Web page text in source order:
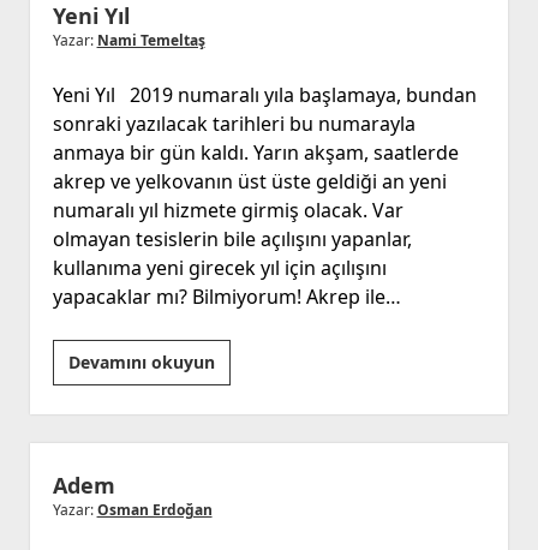
Yeni Yıl
Yazar: Nami Temeltaş
Yeni Yıl 2019 numaralı yıla başlamaya, bundan
sonraki yazılacak tarihleri bu numarayla
anmaya bir gün kaldı. Yarın akşam, saatlerde
akrep ve yelkovanın üst üste geldiği an yeni
numaralı yıl hizmete girmiş olacak. Var
olmayan tesislerin bile açılışını yapanlar,
kullanıma yeni girecek yıl için açılışını
yapacaklar mı? Bilmiyorum! Akrep ile…
Devamını okuyunYeni
Yıl
Adem
Yazar:Osman Erdoğan